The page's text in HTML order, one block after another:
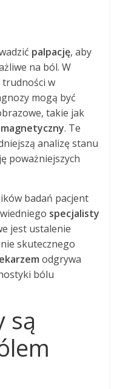
palpację, aby
na ból. W
trudności w
mogą być
takie jak
. Te
analizę stanu
poważniejszych
badań pacjent
specjalisty
jest ustalenie
skutecznego
odgrywa
bólu
są